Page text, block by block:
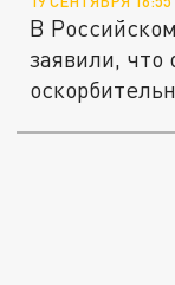
В
заявили,